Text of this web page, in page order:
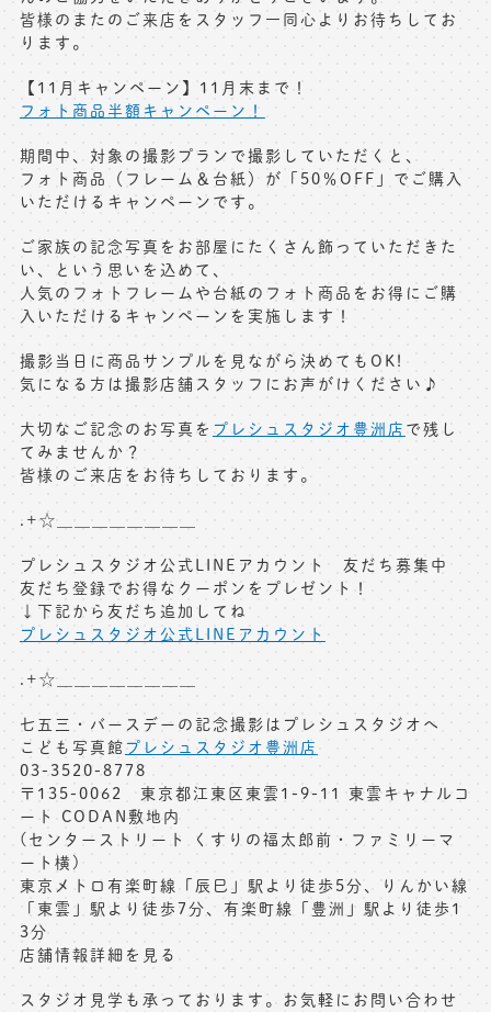
皆様のまたのご来店をスタッフ一同心よりお待ちしてお
ります。
【11月キャンペーン】11月末まで！
フォト商品半額キャンペーン！
期間中、対象の撮影プランで撮影していただくと、
フォト商品（フレーム＆台紙）が「50％OFF」でご購入
いただけるキャンペーンです。
ご家族の記念写真をお部屋にたくさん飾っていただきた
い、という思いを込めて、
人気のフォトフレームや台紙のフォト商品をお得にご購
入いただけるキャンペーンを実施します！
撮影当日に商品サンプルを見ながら決めてもOK!
気になる方は撮影店舗スタッフにお声がけください♪
大切なご記念のお写真を プレシュスタジオ豊洲店 で残し
てみませんか？
皆様のご来店をお待ちしております。
.+☆＿＿＿＿＿＿＿＿
プレシュスタジオ公式LINEアカウント 友だち募集中
友だち登録でお得なクーポンをプレゼント！
↓下記から友だち追加してね
プレシュスタジオ公式LINEアカウント
.+☆＿＿＿＿＿＿＿＿
七五三・バースデーの記念撮影はプレシュスタジオへ
こども写真館 プレシュスタジオ豊洲店
03-3520-8778
〒135-0062 東京都江東区東雲1-9-11 東雲キャナルコ
ート CODAN敷地内
(センターストリート くすりの福太郎前・ファミリーマ
ート横)
東京メトロ有楽町線「辰巳」駅より徒歩5分、りんかい線
「東雲」駅より徒歩7分、有楽町線「豊洲」駅より徒歩1
3分
店舗情報詳細を見る
スタジオ見学も承っております。お気軽にお問い合わせ